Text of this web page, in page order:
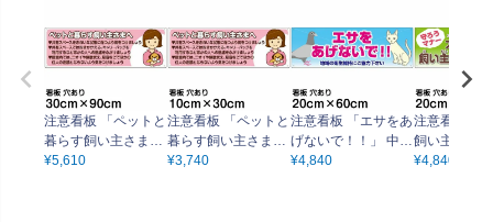
注意看板 「ペットと
暮らす飼い主さま
へ」 大サイズ(30cm
¥5,610
注意看板 「ペットと
暮らす飼い主さま
へ」 小サイズ(10cm
¥3,740
注意看板 「エサをあ
げないで！！」 中サ
イズ(20cm×60cm)
¥4,840
注意看板 「
飼い主の手
末」 中サイ
¥4,840